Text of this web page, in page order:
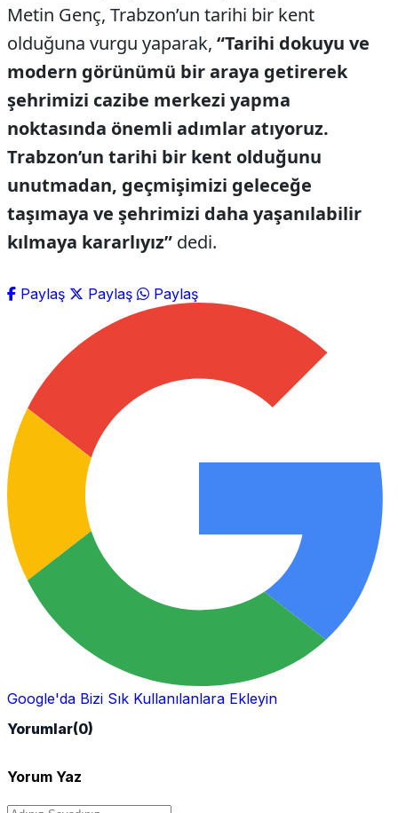
Metin Genç, Trabzon’un tarihi bir kent
olduğuna vurgu yaparak, “Tarihi dokuyu ve
modern görünümü bir araya getirerek
şehrimizi cazibe merkezi yapma
noktasında önemli adımlar atıyoruz.
Trabzon’un tarihi bir kent olduğunu
unutmadan, geçmişimizi geleceğe
taşımaya ve şehrimizi daha yaşanılabilir
kılmaya kararlıyız” dedi.
Paylaş Paylaş Paylaş
Google'da Bizi Sık Kullanılanlara Ekleyin
Yorumlar(0)
Yorum Yaz